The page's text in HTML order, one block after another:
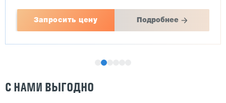
Запросить цену Подробнее
С НАМИ ВЫГОДНО